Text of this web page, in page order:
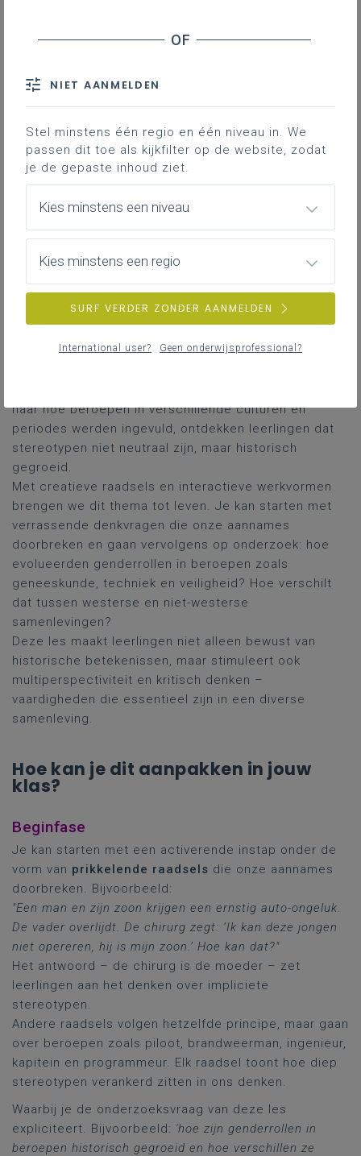
De leerlingen lichten betekenissen toe
niet-westerse samenlevingen.
Gekoppelde leerplannen
man is, een verpleegkundige een vrouw, of een
brandweerman… altijd een man? Deze aannames
lijken vanzelfsprekend, maar ze zijn het resultaat van
door de tijd heen hebben gekregen.
toe van historische fenomenen uit westerse en niet-
naar hoe beroepen in verschillende culturen en
periodes werden ingevuld, ontdekken leerlingen dat
stereotypen niet neutraal zijn, maar historisch
gegroeid.
Met creatieve raadsels en interactieve werkvormen
brengen we dit thema tot leven. Je kan starten met
verrassende denkvragen die onze aannames
doorbreken en gaan vervolgens op onderzoek: hoe
evolueerden genderrollen in beroepen zoals
geneeskunde, techniek en veiligheid? Hoe verschilt
dat tussen westerse en niet-westerse
samenlevingen?
Deze les maakt leerlingen niet alleen bewust van
historische betekenissen, maar stimuleert ook
multiperspectiviteit en kritisch denken –
vaardigheden die essentieel zijn in een diverse
samenleving.
Hoe kan je dit aanpakken in jouw
klas?
Beginfase
Je kan starten met een activerende instap onder de
vorm van prikkelende raadsels die onze aannames
doorbreken. Bijvoorbeeld:
"Een man en zijn zoon krijgen een ernstig auto-ongeluk.
De vader overlijdt. De chirurg zegt: ‘Ik kan deze jongen
niet opereren, hij is mijn zoon.’ Hoe kan dat?"
Het antwoord – de chirurg is de moeder – zet
leerlingen aan het denken over impliciete
stereotypen.
Andere raadsels volgen hetzelfde principe, maar gaan
over beroepen zoals piloot, brandweerman, ingenieur,
kapitein en programmeur. Elk raadsel toont hoe diep
stereotypen verankerd zitten in ons denken.
Waarbij je de onderzoeksvraag van deze les
expliciteert. Bijvoorbeeld: 'hoe zijn genderrollen in
beroepen historisch gegroeid en hoe verschillen ze
NIET AANMELDEN
Stel minstens één regio en één niveau in. We
passen dit toe als kijkfilter op de website, zodat
je de gepaste inhoud ziet.
Kies minstens een niveau
Kies minstens een regio
SURF VERDER ZONDER AANMELDEN
International user? Geen onderwijsprofessional?